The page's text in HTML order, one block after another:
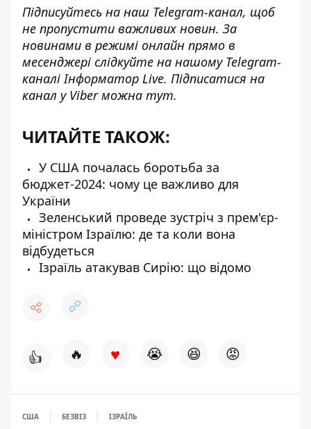
Підписуйтесь на наш Telegram-канал, щоб
не пропустити важливих новин. За
новинами в режимі онлайн прямо в
месенджері слідкуйте на нашому Telegram-
каналі Інформатор Live. Підписатися на
канал у Viber можна тут.
ЧИТАЙТЕ ТАКОЖ:
У США почалась боротьба за
бюджет-2024: чому це важливо для
України
Зеленський проведе зустріч з прем'єр-
міністром Ізраїлю: де та коли вона
відбудеться
Ізраїль атакував Сирію: що відомо
👍 🔥 ♥ 😭 😆 😡
США БЕЗВІЗ ІЗРАЇЛЬ